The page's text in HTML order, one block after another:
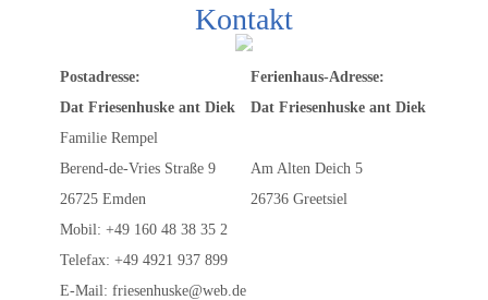
Kontakt
Postadresse:
Ferienhaus-Adresse:
Dat Friesenhuske ant Diek
Dat Friesenhuske ant Diek
Familie Rempel
Berend-de-Vries Straße 9
Am Alten Deich 5
26725 Emden
26736 Greetsiel
Mobil: +49 160 48 38 35 2
Telefax: +49 4921 937 899
E-Mail: friesenhuske@web.de